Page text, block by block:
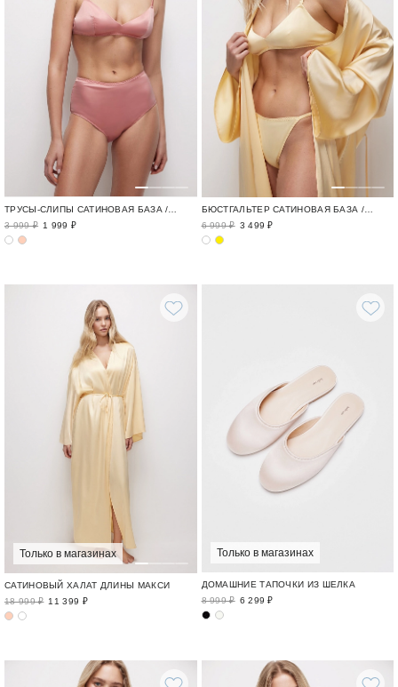
3 999 ₽ 1 999 ₽
БЮСТГАЛЬТЕР САТИНОВАЯ БАЗА / FLAWLESS
6 999 ₽ 3 499 ₽
Только в магазинах
САТИНОВЫЙ ХАЛАТ ДЛИНЫ МАКСИ
18 999 ₽ 11 399 ₽
Только в магазинах
ДОМАШНИЕ ТАПОЧКИ ИЗ ШЕЛКА
8 999 ₽ 6 299 ₽